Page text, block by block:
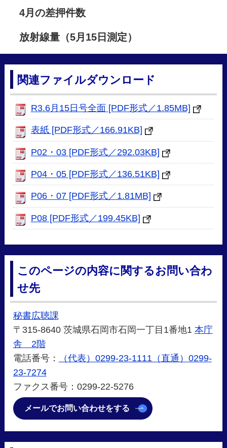
4月の差押件数
放射線量（5月15日測定）
関連ファイルダウンロード
R3.6月15日号全面 [PDF形式／1.85MB]
表紙 [PDF形式／166.91KB]
P02・03 [PDF形式／292.03KB]
P04・05 [PDF形式／136.51KB]
P06・07 [PDF形式／1.81MB]
P08 [PDF形式／199.45KB]
このページの内容に関するお問い合わ
せ先
秘書広聴課
〒315-8640 茨城県石岡市石岡一丁目1番地1 本庁
舎 2階
電話番号：
（代表）0299-23-1111（直通）0299-
23-7274
ファクス番号：0299-22-5276
メールでお問い合わせをする